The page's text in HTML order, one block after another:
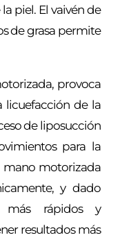
piel. El vaivén de
de grasa permite
provoca
licuefacción de la
de liposucción
para la
mano motorizada
y dado
más rápidos y
resultados más